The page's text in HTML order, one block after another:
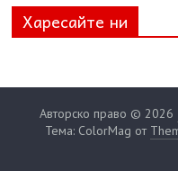
Харесайте ни
Авторско право © 2026
Тема: ColorMag от